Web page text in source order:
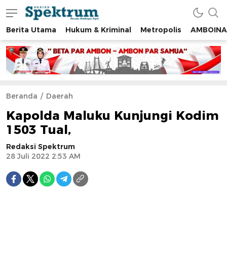
spektrumonline.com
Berita Utama Hukum & Kriminal Metropolis AMBOINA
Beranda Daerah
Kapolda Maluku Kunjungi Kodim
1503 Tual,
Redaksi Spektrum
28 Juli 2022 2:53 AM